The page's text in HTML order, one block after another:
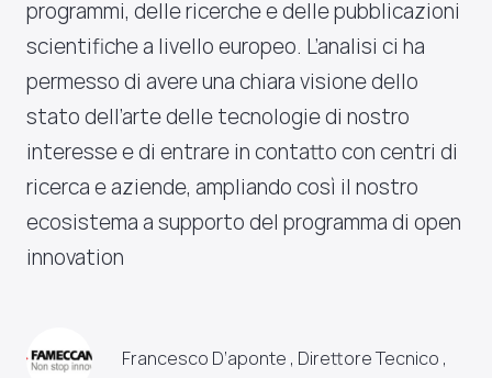
programmi, delle ricerche e delle pubblicazioni
scientifiche a livello europeo. L’analisi ci ha
permesso di avere una chiara visione dello
stato dell’arte delle tecnologie di nostro
interesse e di entrare in contatto con centri di
ricerca e aziende, ampliando così il nostro
ecosistema a supporto del programma di open
innovation
Francesco D’aponte , Direttore Tecnico ,